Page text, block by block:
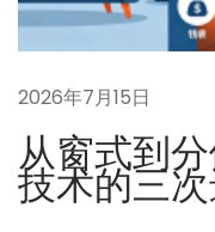
篇
文
调
伴
侣
的
降
2026年7月15日
从窗式到
技术的三